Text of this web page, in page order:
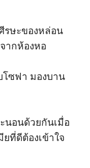
รษะของหล่อน
ากห้องหอ
โซฟา มองบาน
นอนด้วยกันเมื่อ
ที่ดีต้องเข้าใจ